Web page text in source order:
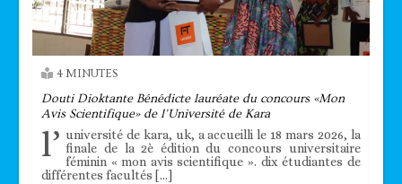
4 MINUTES
Douti Dioktante Bénédicte lauréate du concours «Mon
Avis Scientifique» de l’Université de Kara
l’ université de kara, uk, a accueilli le 18 mars 2026, la
finale de la 2è édition du concours universitaire
féminin « mon avis scientifique ». dix étudiantes de
différentes facultés […]